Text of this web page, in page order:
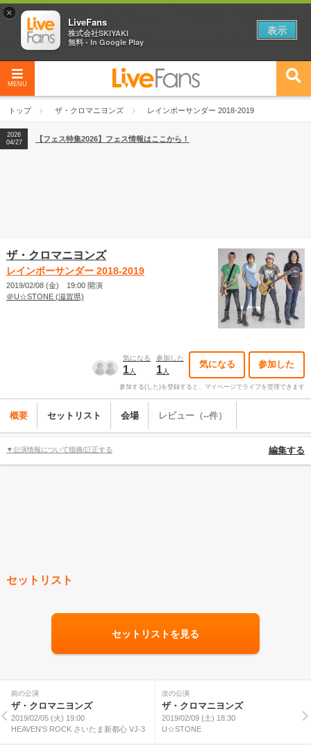
MENU
トップ ザ・クロマニヨンズ レインボーサンダー 2018-2019
2026
04/27
2026
【ライブ動員ランキング】2026年上半期編発表！
2026
04/27
【フェス特集2026】フェス情報はここから！
ザ・クロマニヨンズ
レインボーサンダー 2018-2019
2019/02/08 (金) 19:00 開演
＠U☆STONE (滋賀県)
気になる
1人
参加した
1人
気になる 参加した
参加する(した)を登録すると、マイページでライブを管理できます
概要 セットリスト 会場 レビュー（--件）
▼公演情報について指摘/訂正する 編集する
セットリスト
セットリストを見る
前の公演
ザ・クロマニヨンズ
2019/02/05 (火) 19:00
HEAVEN'S ROCK さいたま新都心 VJ-3
次の公演
ザ・クロマニヨンズ
2019/02/09 (土) 18:30
U☆STONE
×
LiveFans
株式会社SKIYAKI
無料 - In Google Play
表示